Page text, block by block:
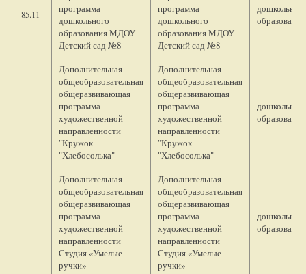
85.11
программа
дошкольного
образования МДОУ
Детский сад №8
программа
дошкольного
образования МДОУ
Детский сад №8
дошкольное
образование
Дополнительная
общеобразовательная
общеразвивающая
программа
художественной
направленности
"Кружок
"Хлебосолька"
Дополнительная
общеобразовательная
общеразвивающая
программа
художественной
направленности
"Кружок
"Хлебосолька"
дошкольное
образование
Дополнительная
общеобразовательная
общеразвивающая
программа
художественной
направленности
Студия «Умелые
ручки»
Дополнительная
общеобразовательная
общеразвивающая
программа
художественной
направленности
Студия «Умелые
ручки»
дошкольное
образование